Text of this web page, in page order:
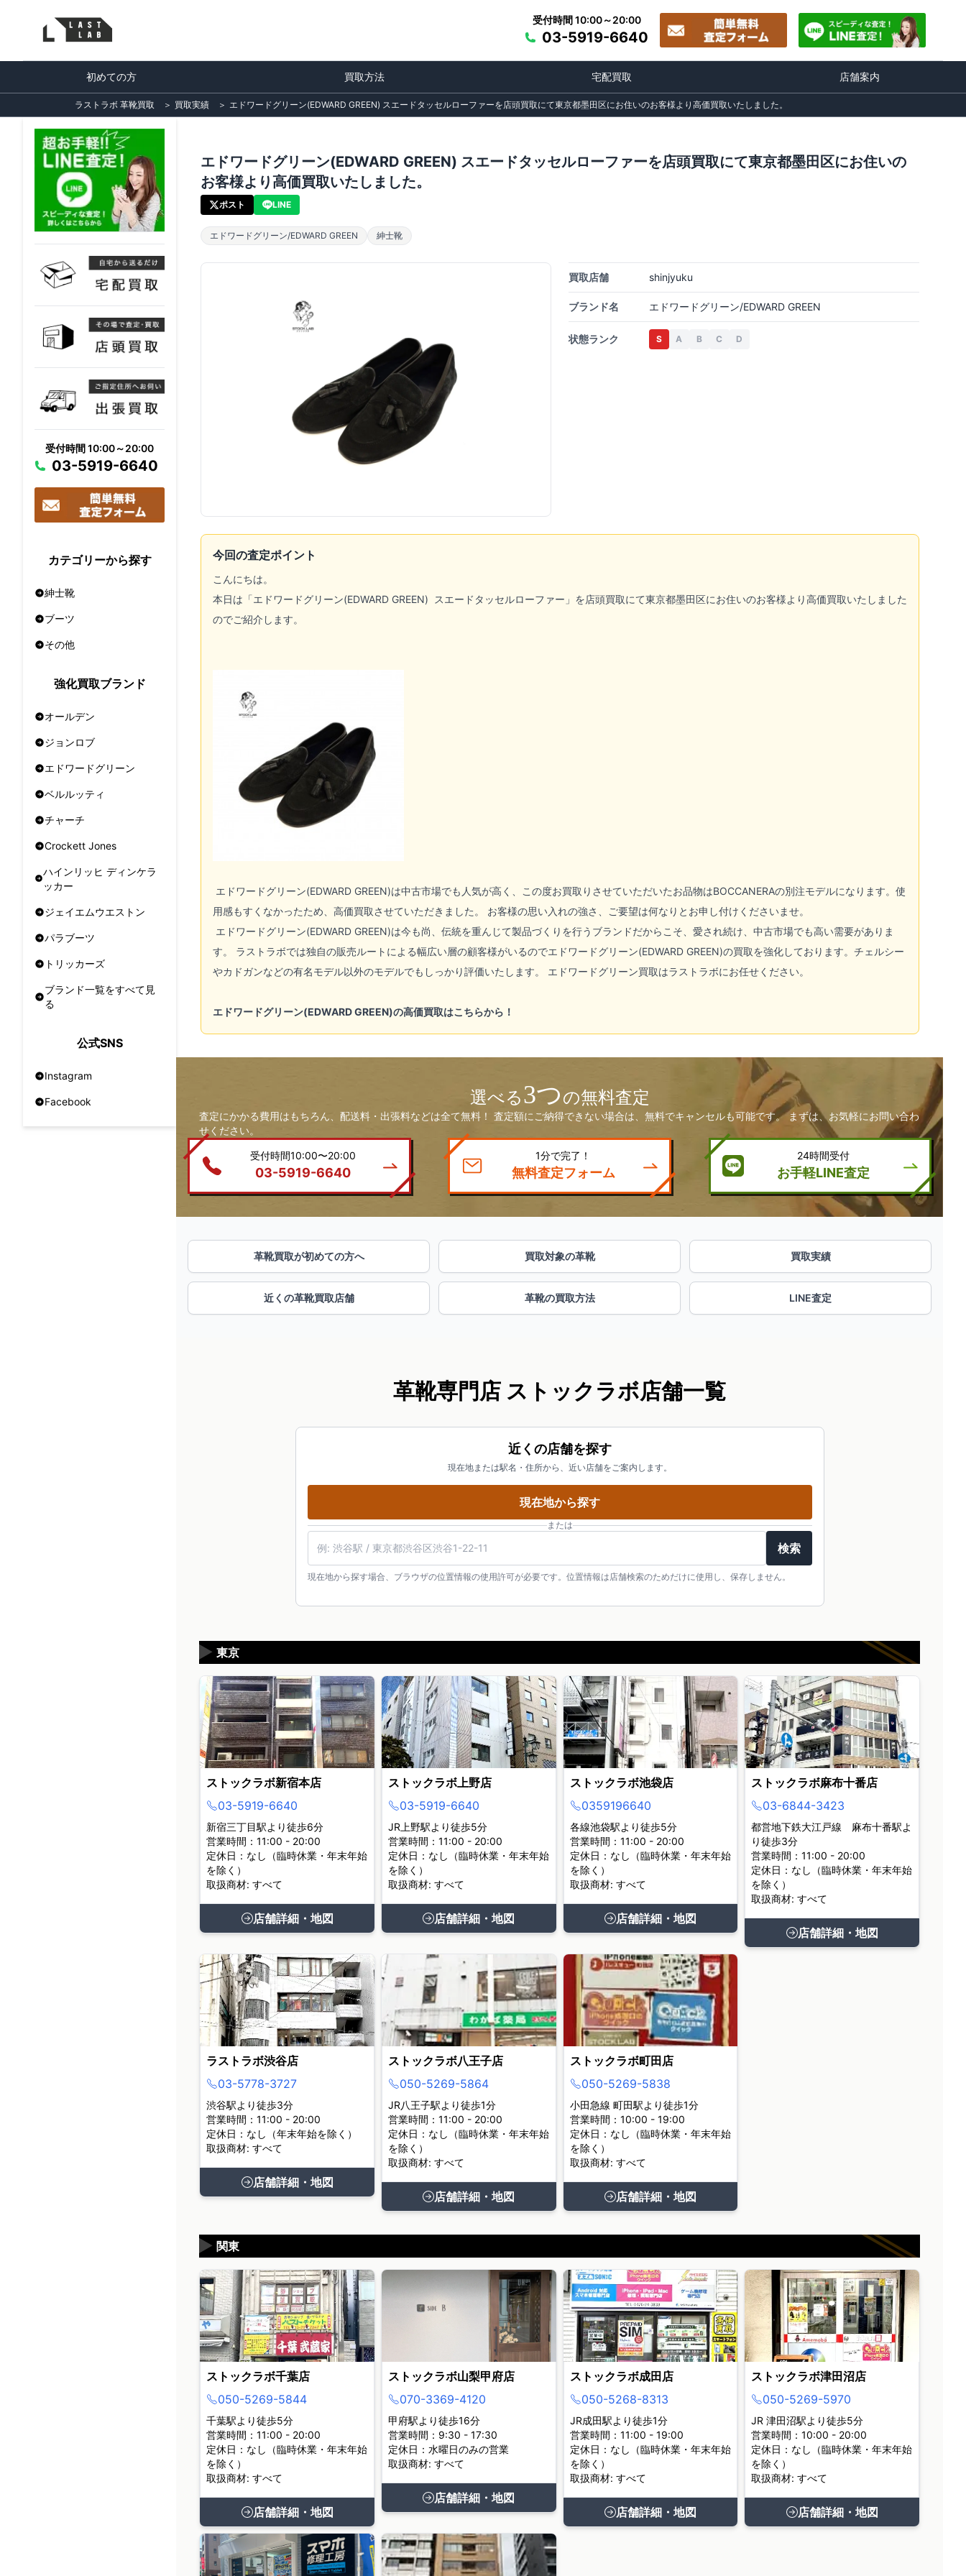
受付時間 10:00～20:00
03-5919-6640
初めての方 買取方法 宅配買取 店舗案内
ラストラボ 革靴買取 ＞ 買取実績 ＞ エドワードグリーン(EDWARD GREEN) スエードタッセルローファーを店頭買取にて東京都墨田区にお住いのお客様より高価買取いたしました。
受付時間 10:00～20:00
03-5919-6640
カテゴリーから探す
紳士靴
ブーツ
その他
強化買取ブランド
オールデン
ジョンロブ
エドワードグリーン
ベルルッティ
チャーチ
Crockett Jones
ハインリッヒ ディンケラ
ッカー
ジェイエムウエストン
パラブーツ
トリッカーズ
ブランド一覧をすべて見
る
公式SNS
Instagram
Facebook
エドワードグリーン(EDWARD GREEN) スエードタッセルローファーを店頭買取にて東京都墨田区にお住いの
お客様より高価買取いたしました。
ポスト LINE
エドワードグリーン/EDWARD GREEN 紳士靴
買取店舗 shinjyuku
ブランド名 エドワードグリーン/EDWARD GREEN
状態ランク S A B C D
今回の査定ポイント
こんにちは。
本日は「エドワードグリーン(EDWARD GREEN) スエードタッセルローファー」を店頭買取にて東京都墨田区にお住いのお客様より高価買取いたしました
のでご紹介します。
エドワードグリーン(EDWARD GREEN)は中古市場でも人気が高く、この度お買取りさせていただいたお品物はBOCCANERAの別注モデルになります。使
用感もすくなかったため、高価買取させていただきました。 お客様の思い入れの強さ、ご要望は何なりとお申し付けくださいませ。
エドワードグリーン(EDWARD GREEN)は今も尚、伝統を重んじて製品づくりを行うブランドだからこそ、愛され続け、中古市場でも高い需要がありま
す。 ラストラボでは独自の販売ルートによる幅広い層の顧客様がいるのでエドワードグリーン(EDWARD GREEN)の買取を強化しております。チェルシー
やカドガンなどの有名モデル以外のモデルでもしっかり評価いたします。 エドワードグリーン買取はラストラボにお任せください。
エドワードグリーン(EDWARD GREEN)の高価買取はこちらから！
選べる3つの無料査定
査定にかかる費用はもちろん、配送料・出張料などは全て無料！ 査定額にご納得できない場合は、無料でキャンセルも可能です。 まずは、お気軽にお問い合わ
せください。
受付時間10:00〜20:00
03-5919-6640
1分で完了！
無料査定フォーム
24時間受付
お手軽LINE査定
革靴買取が初めての方へ 買取対象の革靴 買取実績
近くの革靴買取店舗 革靴の買取方法 LINE査定
革靴専門店 ストックラボ店舗一覧
近くの店舗を探す
現在地または駅名・住所から、近い店舗をご案内します。
現在地から探す
または
検索
現在地から探す場合、ブラウザの位置情報の使用許可が必要です。位置情報は店舗検索のためだけに使用し、保存しません。
東京
▶
ストックラボ新宿本店
03-5919-6640
新宿三丁目駅より徒歩6分
営業時間：11:00 - 20:00
定休日：なし（臨時休業・年末年始
を除く）
取扱商材: すべて
店舗詳細・地図
ストックラボ上野店
03-5919-6640
JR上野駅より徒歩5分
営業時間：11:00 - 20:00
定休日：なし（臨時休業・年末年始
を除く）
取扱商材: すべて
店舗詳細・地図
ストックラボ池袋店
0359196640
各線池袋駅より徒歩5分
営業時間：11:00 - 20:00
定休日：なし（臨時休業・年末年始
を除く）
取扱商材: すべて
店舗詳細・地図
ストックラボ麻布十番店
03-6844-3423
都営地下鉄大江戸線 麻布十番駅よ
り徒歩3分
営業時間：11:00 - 20:00
定休日：なし（臨時休業・年末年始
を除く）
取扱商材: すべて
店舗詳細・地図
ラストラボ渋谷店
03-5778-3727
渋谷駅より徒歩3分
営業時間：11:00 - 20:00
定休日：なし（年末年始を除く）
取扱商材: すべて
店舗詳細・地図
ストックラボ八王子店
050-5269-5864
JR八王子駅より徒歩1分
営業時間：11:00 - 20:00
定休日：なし（臨時休業・年末年始
を除く）
取扱商材: すべて
店舗詳細・地図
ストックラボ町田店
050-5269-5838
小田急線 町田駅より徒歩1分
営業時間：10:00 - 19:00
定休日：なし（臨時休業・年末年始
を除く）
取扱商材: すべて
店舗詳細・地図
関東
▶
ストックラボ千葉店
050-5269-5844
千葉駅より徒歩5分
営業時間：11:00 - 20:00
定休日：なし（臨時休業・年末年始
を除く）
取扱商材: すべて
店舗詳細・地図
ストックラボ山梨甲府店
070-3369-4120
甲府駅より徒歩16分
営業時間：9:30 - 17:30
定休日：水曜日のみの営業
取扱商材: すべて
店舗詳細・地図
ストックラボ成田店
050-5268-8313
JR成田駅より徒歩1分
営業時間：11:00 - 19:00
定休日：なし（臨時休業・年末年始
を除く）
取扱商材: すべて
店舗詳細・地図
ストックラボ津田沼店
050-5269-5970
JR 津田沼駅より徒歩5分
営業時間：10:00 - 20:00
定休日：なし（臨時休業・年末年始
を除く）
取扱商材: すべて
店舗詳細・地図